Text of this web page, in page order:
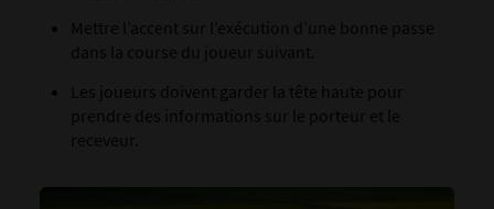
Mettre l’accent sur l’exécution d’une bonne passe
dans la course du joueur suivant.
Les joueurs doivent garder la tête haute pour
prendre des informations sur le porteur et le
receveur.